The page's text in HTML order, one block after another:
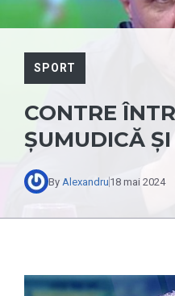
SPORT
CONTRE
ȘUMUDICĂ
By Alexandru 18 mai 2024